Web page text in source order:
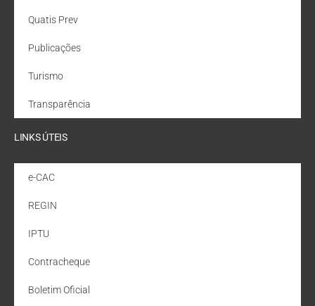
Quatis Prev
Publicações
Turismo
Transparência
LINKS ÚTEIS
e-CAC
REGIN
IPTU
Contracheque
Boletim Oficial